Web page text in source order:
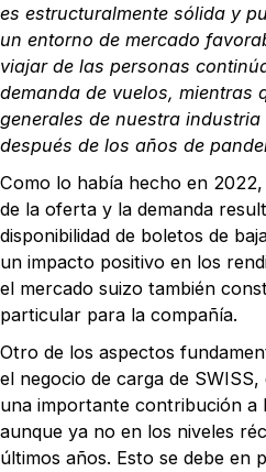
es estructuralmente sólida y
un entorno de mercado
viajar de las personas
demanda de vuelos, mientras
generales de nuestra
después de los años de
Como lo había hecho en
de la oferta y la demanda
disponibilidad de boletos de
un impacto positivo en los
el mercado suizo también
particular para la compañía.
Otro de los aspectos
el negocio de carga de
una importante contribución a
aunque ya no en los niveles
últimos años. Esto se debe en